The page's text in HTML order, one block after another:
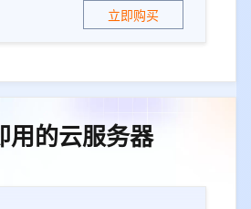
立即购买
用的云服务器